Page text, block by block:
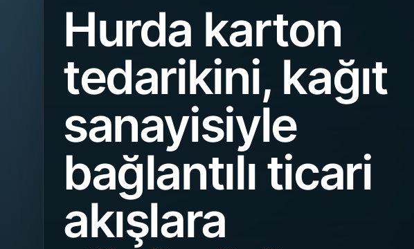
Hurda karton
tedarikini, kağıt
sanayisiyle
bağlantılı ticari
akışlara